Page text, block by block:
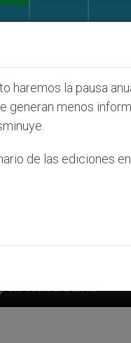
Sacerdotes
haremos la pausa
generan menos
de las ediciones